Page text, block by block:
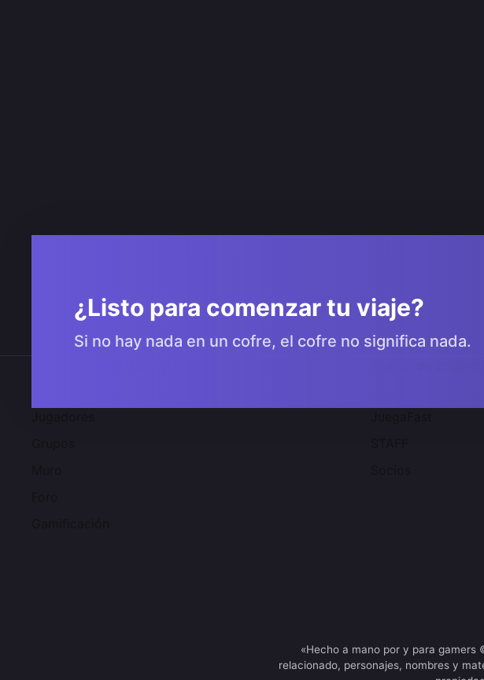
¿Listo para comenzar tu viaje?
Si no hay nada en un cofre, el cofre no significa nada.
«Hecho a mano por y para
relacionado, personajes, nombres y